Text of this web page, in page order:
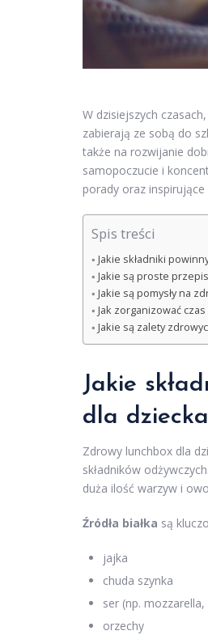
W dzisiejszych
zabierają ze sobą do
także na rozwijanie
samopoczucie i
porady oraz
Spis treści
Jakie składniki
Jakie są proste
Jakie są pomysły na
Jak zorganizować
Jakie są zalety
Jakie
dla
Zdrowy lunchbox dla
składników
duża ilość warzyw i
Źródła białka są
jajka
chuda szynka
ser (np.
orzechy